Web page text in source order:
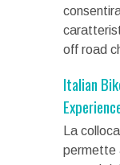
off road
Italian
La
permette